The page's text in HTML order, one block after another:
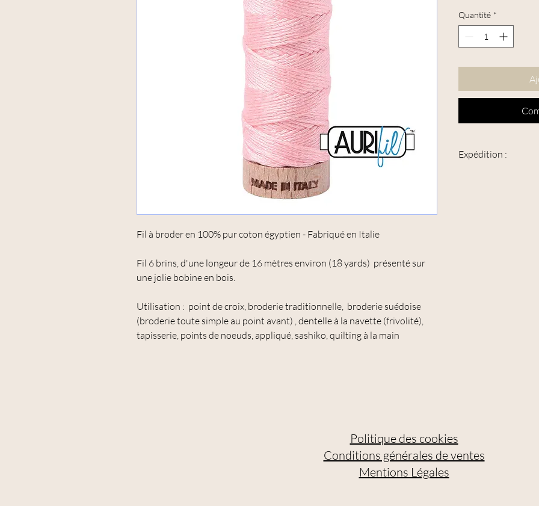
Fil à broder en 100% pur coton égyptien - Fabriqué en Italie
Fil 6 brins, d'une longeur de 16 mètres environ (18 yards) présenté sur
une jolie bobine en bois.
Utilisation : point de croix, broderie traditionnelle, broderie suédoise
(broderie toute simple au point avant) , dentelle à la navette (frivolité),
tapisserie, points de noeuds, appliqué, sashiko, quilting à la main
Quantité *
Expédition :
Politique des cookies
Conditions générales de ventes
Mentions Légales